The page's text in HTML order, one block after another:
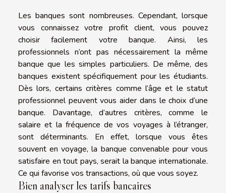
Les banques sont nombreuses. Cependant, lorsque
vous connaissez votre profit client, vous pouvez
choisir facilement votre banque. Ainsi, les
professionnels n’ont pas nécessairement la même
banque que les simples particuliers. De même, des
banques existent spécifiquement pour les étudiants.
Dès lors, certains critères comme l’âge et le statut
professionnel peuvent vous aider dans le choix d’une
banque. Davantage, d’autres critères, comme le
salaire et la fréquence de vos voyages à l’étranger,
sont déterminants. En effet, lorsque vous êtes
souvent en voyage, la banque convenable pour vous
satisfaire en tout pays, serait la banque internationale.
Ce qui favorise vos transactions, où que vous soyez.
Bien analyser les tarifs bancaires